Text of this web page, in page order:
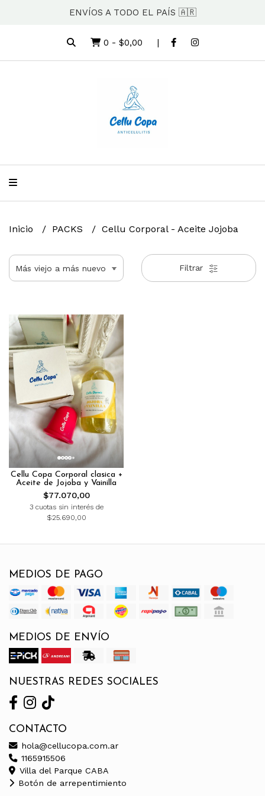
ENVÍOS A TODO EL PAÍS 🇦🇷
0 - $0,00
Inicio PACKS Cellu Corporal - Aceite Jojoba
Filtrar
Cellu Copa Corporal clasica +
Aceite de Jojoba y Vainilla
$77.070,00
3 cuotas sin interés de
$25.690,00
MEDIOS DE PAGO
MEDIOS DE ENVÍO
NUESTRAS REDES SOCIALES
CONTACTO
hola@cellucopa.com.ar
1165915506
Villa del Parque CABA
Botón de arrepentimiento